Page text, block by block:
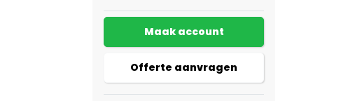
Maak account
Offerte aanvragen